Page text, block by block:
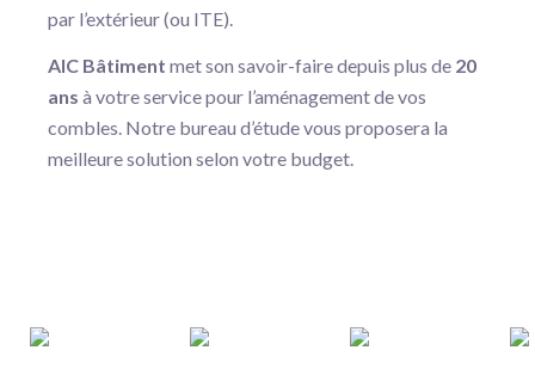
par l’extérieur (ou ITE).
AIC Bâtiment met son savoir-faire depuis plus de 20
ans à votre service pour l’aménagement de vos
combles. Notre bureau d’étude vous proposera la
meilleure solution selon votre budget.